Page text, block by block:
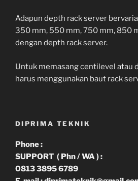
Adapun depth rack server
350 mm, 550 mm, 750 mm, 850
dengan depth rack server.
Untuk memasang centilevel atau
harus menggunakan baut rack
DIPRIMA TEKNIK
Phone :
SUPPORT ( Phn / WA ) :
0813 3895 6789